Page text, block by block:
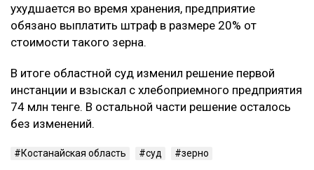
ухудшается во время хранения, предприятие
обязано выплатить штраф в размере 20% от
стоимости такого зерна.
В итоге областной суд изменил решение первой
инстанции и взыскал с хлебоприемного предприятия
74 млн тенге. В остальной части решение осталось
без изменений.
Костанайская область суд зерно